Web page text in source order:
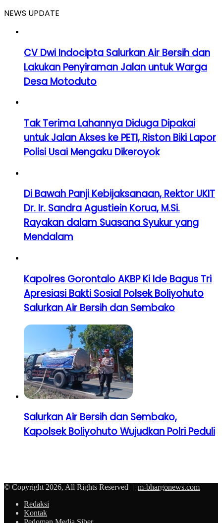
NEWS UPDATE
CV Dwi Indocipta Salurkan Air Bersih dan
Lakukan Penyiraman Jalan untuk Warga
Desa Motoduto
Tak Terima Lahannya Diduga Dipakai
untuk Jalan Akses ke PETI, Riston Biki Lapor
Polisi Usai Mengaku Dikeroyok
Di Bawah Panji Kebijaksanaan, Rektor UKIT
Dr. Ir. Sandra Agustiein Korua, M.Si.
Rayakan dalam Suasana Syukur yang
Mendalam
Kapolres Gorontalo AKBP Ki Ide Bagus Tri
Apresiasi Bakti Sosial Polsek Boliyohuto
Salurkan Air Bersih dan Sembako
Salurkan Air Bersih dan Sembako,
Kapolsek Boliyohuto Wujudkan Polri Peduli
© Copyright 2026, All Rights Reserved | m-bhargonews.com
Redaksi
Kontak